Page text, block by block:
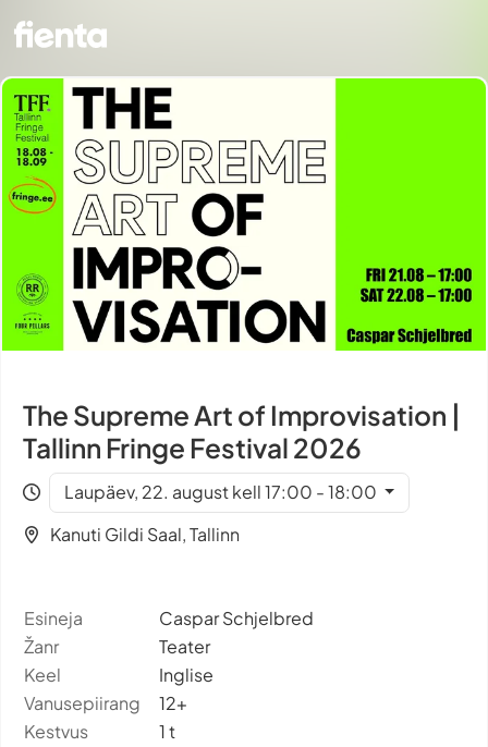
The Supreme Art of Improvisation |
Tallinn Fringe Festival 2026
Laupäev, 22. august kell 17:00 - 18:00
Kanuti Gildi Saal, Tallinn
Esineja
Caspar Schjelbred
Žanr
Teater
Keel
Inglise
Vanusepiirang
12+
Kestvus
1 t